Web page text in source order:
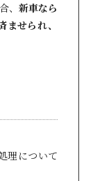
、 新車なら
せられ、
理について